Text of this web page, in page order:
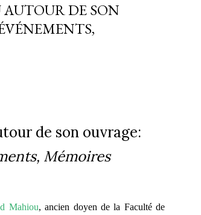
DE SON
de son ouvrage:
Mémoires
Mahiou, ancien doyen de la Faculté de